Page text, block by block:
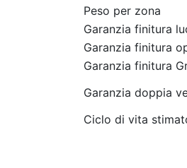
Peso per zona
Garanzia finitura
Garanzia finitura
Garanzia finitura
Garanzia doppia
Ciclo di vita